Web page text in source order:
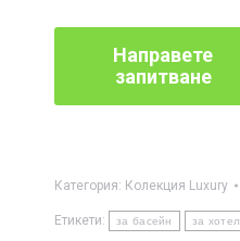
Категория: Колекция Luxury
Етикети: за басейн за хотел